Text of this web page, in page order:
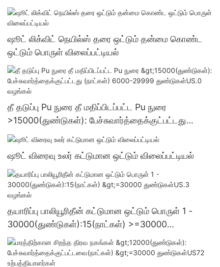
ஷூட் லிக்விட் நெயில்ஸ் தரை ஒட்டும் தன்மை கொண்ட
ஒட்டும் பொருள் விலைப்பட்டியல்
தீ தடுப்பு Pu நுரை தீ மதிப்பிடப்பட்ட Pu நுரை
>15000(துண்டுகள்): பேச்சுவார்த்தைக்குட்பட்டது
(நாட்கள்) 6000-29999 துண்டுகள்US.0 வழங்கல்
ஷூட் விரைவு உலர் கட்டுமான ஒட்டும் விலைப்பட்டியல்
தயாரிப்பு பாலியூரிதீன் கட்டுமான ஒட்டும் பொருள் 1 -
30000(துண்டுகள்):15(நாட்கள்) >=30000
துண்டுகள்US.3 வழங்கல்